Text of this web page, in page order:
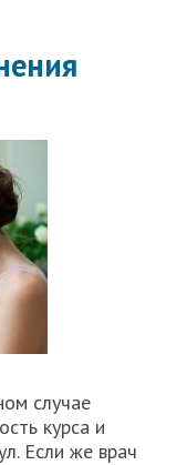
случае
курса и
Если же врач